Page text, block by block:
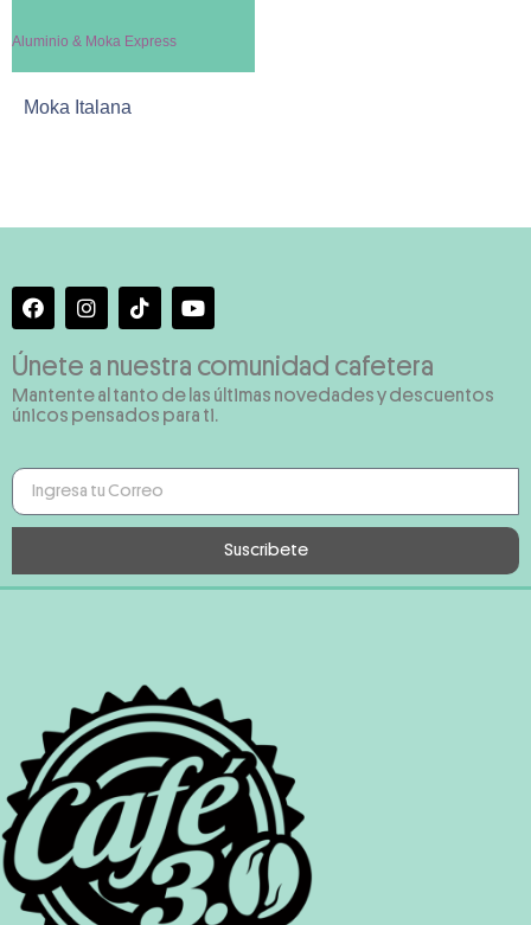
Aluminio & Moka Express
Moka Italana
Únete a nuestra comunidad cafetera
Mantente al tanto de las últimas novedades y descuentos
únicos pensados para ti.
Suscribete